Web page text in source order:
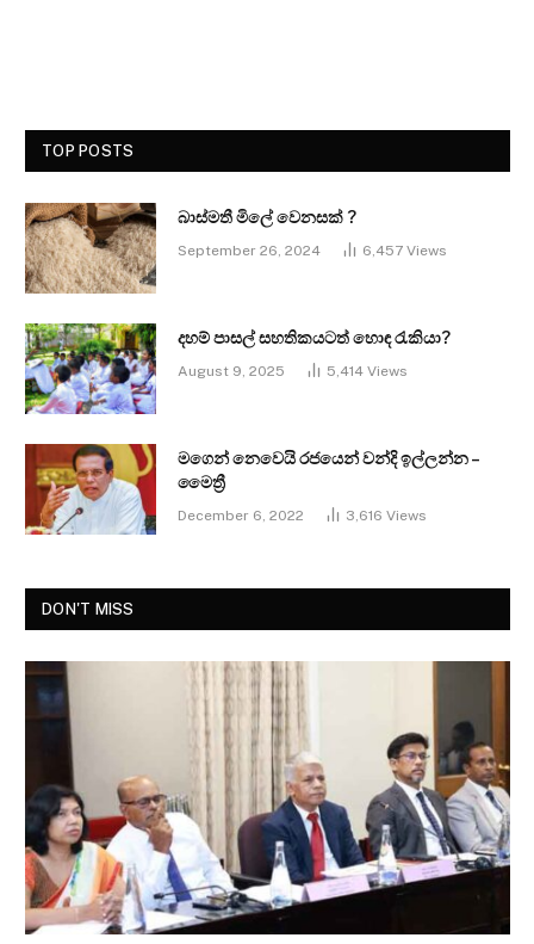
TOP POSTS
බාස්මතී මිලේ වෙනසක් ?
September 26, 2024 6,457 Views
දහම් පාසල් සහතිකයටත් හොඳ රැකියා?
August 9, 2025 5,414 Views
මගෙන් නෙවෙයි රජයෙන් වන්දි ඉල්ලන්න –
මෛත්‍රී
December 6, 2022 3,616 Views
DON'T MISS